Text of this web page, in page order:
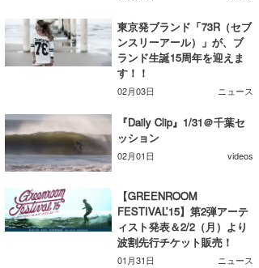
東京発ブランド「73R（セブ
ンスリーアール）」が、ブ
ランド生誕15周年を迎えま
す！！
02月03日 ニュース
『Daily Clip』1/31＠千葉セ
ッション
02月01日 videos
【GREENROOM
FESTIVAL’15】第2弾アーテ
ィスト発表＆2/2（月）より
波割先行チケット販売！
01月31日 ニュース
千葉北
伊豆
大阪
四国
その他
ルール＆How to
サーファーズ